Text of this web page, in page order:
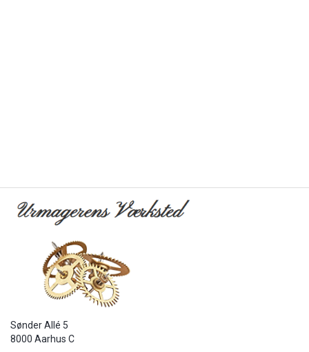
Sønder Allé 5
8000 Aarhus C